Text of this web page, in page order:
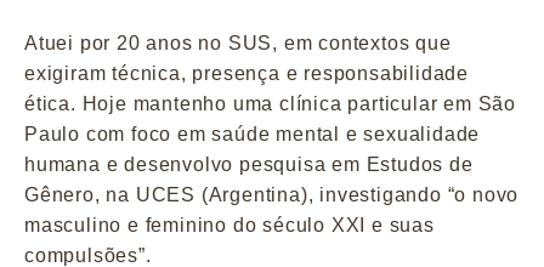
Atuei por 20 anos no SUS, em contextos que
exigiram técnica, presença e responsabilidade
ética. Hoje mantenho uma clínica particular em São
Paulo com foco em saúde mental e sexualidade
humana e desenvolvo pesquisa em Estudos de
Gênero, na UCES (Argentina), investigando “o novo
masculino e feminino do século XXI e suas
compulsões”.